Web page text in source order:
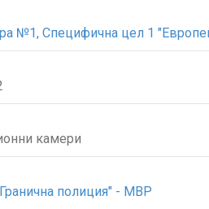
№1, Специфична цел 1
камери
полиция" - МВР